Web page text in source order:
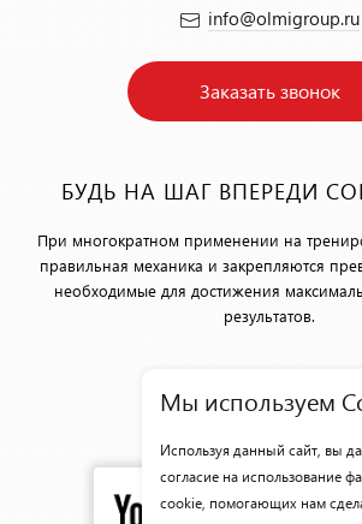
info@olmigroup.ru
Заказать звонок
БУДЬ НА ШАГ ВПЕРЕДИ
При многократном применении на
правильная механика и закрепляются
необходимые для достижения
результатов.
Обработка персональных
Мы используем
Используя данный сайт, вы
согласие на использование
cookie, помогающих нам